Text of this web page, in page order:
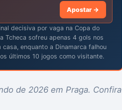
Apostar →
decisiva por vaga na Copa do
Tcheca sofreu apenas 4 gols nos
casa, enquanto a Dinamarca falhou
últimos 10 jogos como visitante.
de 2026 em Praga. Confira